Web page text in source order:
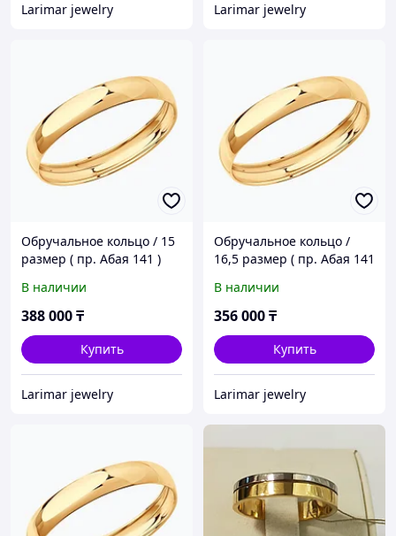
Larimar jewelry Larimar jewelry
Обручальное кольцо / 15
размер ( пр. Абая 141 )
В наличии
388 000₸
Купить
Larimar jewelry
Обручальное кольцо /
16,5 размер ( пр. Абая 141
В наличии
356 000₸
Купить
Larimar jewelry